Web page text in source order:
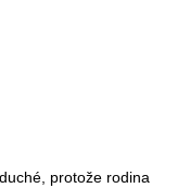
protože rodina